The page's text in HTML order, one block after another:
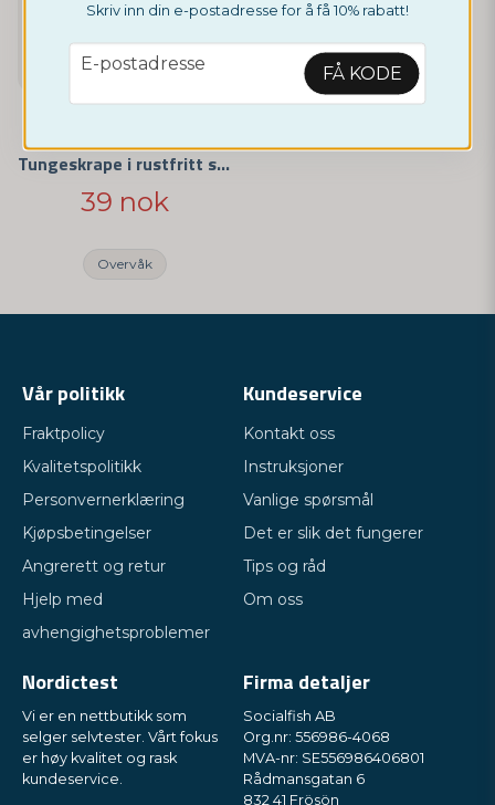
Tungeskrape i rustfritt stål
39 nok
Overvåk
Skriv inn din e-postadresse for å få 10% rabatt!
email
E-postadresse FÅ KODE
Vår politikk
Fraktpolicy
Kvalitetspolitikk
Personvernerklæring
Kjøpsbetingelser
Angrerett og retur
Hjelp med
avhengighetsproblemer
Kundeservice
Kontakt oss
Instruksjoner
Vanlige spørsmål
Det er slik det fungerer
Tips og råd
Om oss
Nordictest
Vi er en nettbutikk som
selger selvtester. Vårt fokus
er høy kvalitet og rask
kundeservice.
Firma detaljer
Socialfish AB
Org.nr: 556986-4068
MVA-nr: SE556986406801
Rådmansgatan 6
832 41 Frösön